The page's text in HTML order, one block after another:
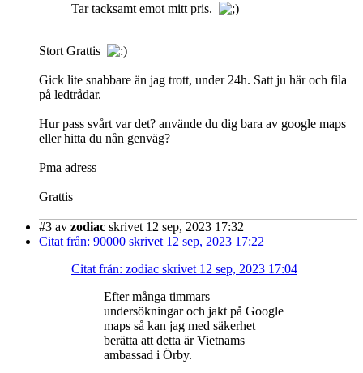
Tar tacksamt emot mitt pris.
Stort Grattis
Gick lite snabbare än jag trott, under 24h. Satt ju här och fila
på ledtrådar.
Hur pass svårt var det? använde du dig bara av google maps
eller hitta du nån genväg?
Pma adress
Grattis
#3 av zodiac skrivet 12 sep, 2023 17:32
Citat från: 90000 skrivet 12 sep, 2023 17:22
Citat från: zodiac skrivet 12 sep, 2023 17:04
Efter många timmars
undersökningar och jakt på Google
maps så kan jag med säkerhet
berätta att detta är Vietnams
ambassad i Örby.